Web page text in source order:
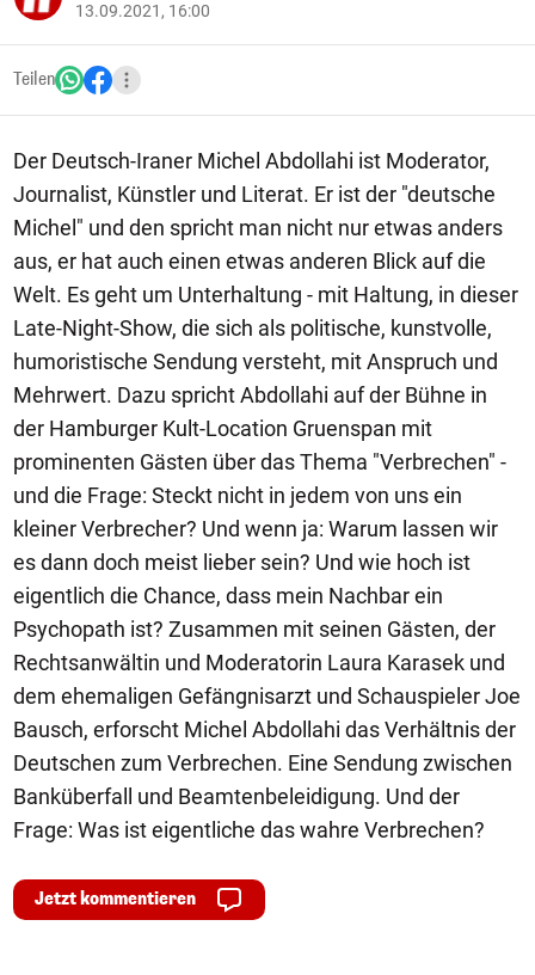
13.09.2021, 16:00
Teilen
Der Deutsch-Iraner Michel Abdollahi ist Moderator,
Journalist, Künstler und Literat. Er ist der "deutsche
Michel" und den spricht man nicht nur etwas anders
aus, er hat auch einen etwas anderen Blick auf die
Welt. Es geht um Unterhaltung - mit Haltung, in dieser
Late-Night-Show, die sich als politische, kunstvolle,
humoristische Sendung versteht, mit Anspruch und
Mehrwert. Dazu spricht Abdollahi auf der Bühne in
der Hamburger Kult-Location Gruenspan mit
prominenten Gästen über das Thema "Verbrechen" -
und die Frage: Steckt nicht in jedem von uns ein
kleiner Verbrecher? Und wenn ja: Warum lassen wir
es dann doch meist lieber sein? Und wie hoch ist
eigentlich die Chance, dass mein Nachbar ein
Psychopath ist? Zusammen mit seinen Gästen, der
Rechtsanwältin und Moderatorin Laura Karasek und
dem ehemaligen Gefängnisarzt und Schauspieler Joe
Bausch, erforscht Michel Abdollahi das Verhältnis der
Deutschen zum Verbrechen. Eine Sendung zwischen
Banküberfall und Beamtenbeleidigung. Und der
Frage: Was ist eigentliche das wahre Verbrechen?
Jetzt kommentieren